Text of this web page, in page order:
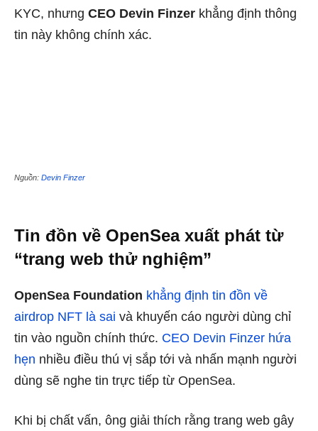
KYC, nhưng CEO Devin Finzer khẳng định thông
tin này không chính xác.
Nguồn: Devin Finzer
Tin đồn về OpenSea xuất phát từ
“trang web thử nghiệm”
OpenSea Foundation khẳng định tin đồn về
airdrop NFT là sai và khuyến cáo người dùng chỉ
tin vào nguồn chính thức. CEO Devin Finzer hứa
hẹn nhiều điều thú vị sắp tới và nhấn mạnh người
dùng sẽ nghe tin trực tiếp từ OpenSea.
Khi bị chất vấn, ông giải thích rằng trang web gây